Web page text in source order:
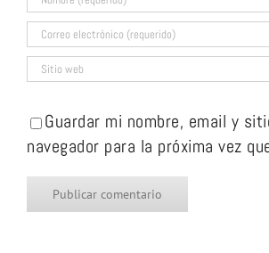
Guardar mi nombre, email y
navegador para la próxima vez